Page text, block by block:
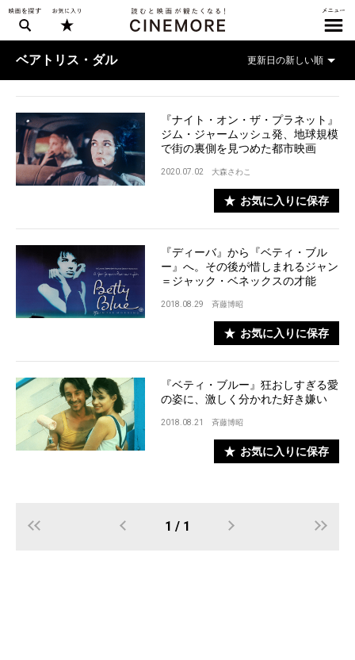
ベアトリス・ダル
『ナイト・オン・ザ・プラネット』
ジム・ジャームッシュ発、地球規模
で街の裏側を見つめた都市映画
2020.07.02 大森さわこ
お気に入りに保存
『ディーバ』から『ベティ・ブル
ー』へ。その後が惜しまれるジャン
＝ジャック・ベネックスの才能
2018.08.29 斉藤博昭
お気に入りに保存
『ベティ・ブルー』狂おしすぎる愛
の姿に、激しく分かれた好き嫌い
2018.08.21 斉藤博昭
お気に入りに保存
1 / 1